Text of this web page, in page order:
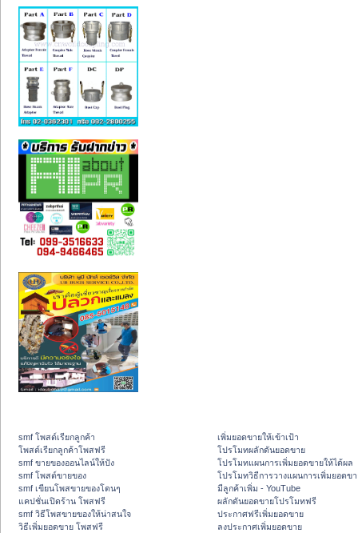
smf โพสต์เรียกลูกค้า
โพสต์เรียกลูกค้าโพสฟรี
smf ขายของออนไลน์ให้ปัง
smf โพสต์ขายของ
smf เขียนโพสขายของโดนๆ
แคปชั่นเปิดร้าน โพสฟรี
smf วิธีโพสขายของให้น่าสนใจ
วิธีเพิ่มยอดขาย โพสฟรี
เพิ่มยอดขายให้เข้าเป้า
โปรโมทผลักดันยอดขาย
โปรโมทแผนการเพิ่มยอดขายให้ได้ผล
โปรโมทวิธีการวางแผนการเพิ่มยอดข
มีลูกค้าเพิ่ม - YouTube
ผลักดันยอดขายโปรโมทฟรี
ประกาศฟรีเพิ่มยอดขาย
ลงประกาศเพิ่มยอดขาย